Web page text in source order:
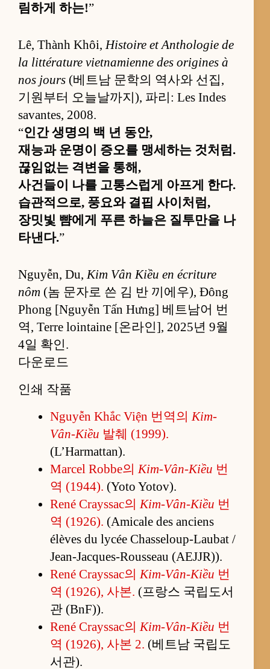
림하게 하는!”
Lê, Thành Khôi,Histoire et Anthologie de
la littérature vietnamienne des origines à
nos jours (베트남 문학의 역사와 선집,
기원부터 오늘날까지), 파리: Les Indes
savantes, 2008.
“인간 생명의 백 년 동안,
재능과 운명이 증오를 맹세하는 것처럼.
끊임없는 격변을 통해,
사건들이 나를 고통스럽게 아프게 한다.
습관적으로, 풍요와 결핍 사이처럼,
장밋빛 뺨에게 푸른 하늘은 질투만을 나
타낸다.”
Nguyễn, Du, Kim Vân Kiều en écriture
nôm (놈 문자로 쓴 김 반 끼에우), Đông
Phong [Nguyễn Tấn Hưng] 베트남어 번
역, Terre lointaine [온라인], 2025년 9월
4일 확인.
다운로드
인쇄 작품
Nguyễn Khắc Viện 번역의Kim-
Vân-Kiều 발췌 (1999).
(L’Harmattan).
Marcel Robbe의Kim-Vân-Kiều 번
역 (1944). (Yoto Yotov).
René Crayssac의Kim-Vân-Kiều 번
역 (1926). (Amicale des anciens
élèves du lycée Chasseloup-Laubat /
Jean-Jacques-Rousseau (AEJJR)).
René Crayssac의Kim-Vân-Kiều 번
역 (1926), 사본. (프랑스 국립도서
관 (BnF)).
René Crayssac의Kim-Vân-Kiều 번
역 (1926), 사본 2. (베트남 국립도
서관).